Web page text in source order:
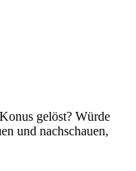
gelöst? Würde
und nachschauen,